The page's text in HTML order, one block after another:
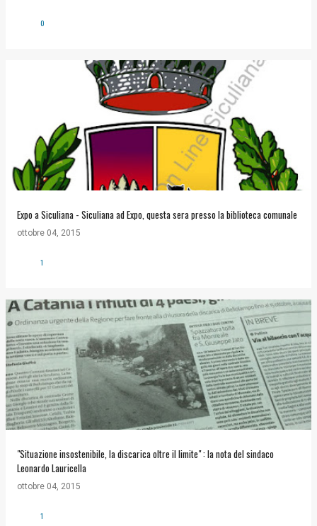
0
Expo a Siculiana - Siculiana ad Expo, questa sera presso la biblioteca comunale
ottobre 04, 2015
1
"Situazione insostenibile, la discarica oltre il limite" : la nota del sindaco
Leonardo Lauricella
ottobre 04, 2015
1